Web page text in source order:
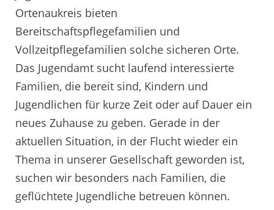
Ortenaukreis bieten
Bereitschaftspflegefamilien und
Vollzeitpflegefamilien solche sicheren Orte.
Das Jugendamt sucht laufend interessierte
Familien, die bereit sind, Kindern und
Jugendlichen für kurze Zeit oder auf Dauer ein
neues Zuhause zu geben. Gerade in der
aktuellen Situation, in der Flucht wieder ein
Thema in unserer Gesellschaft geworden ist,
suchen wir besonders nach Familien, die
geflüchtete Jugendliche betreuen können.